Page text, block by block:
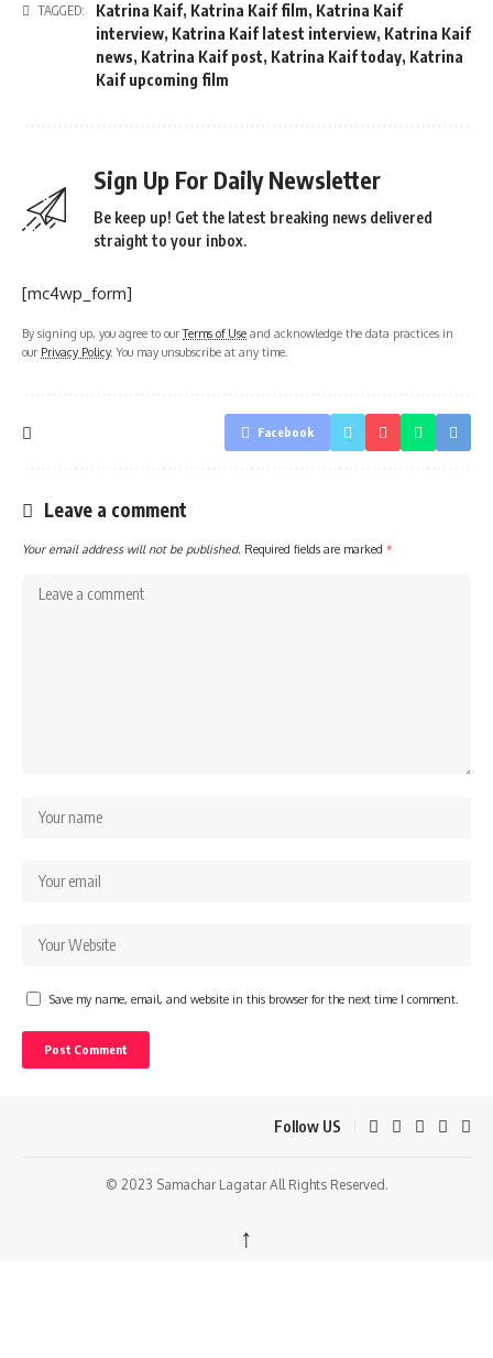
TAGGED: Katrina Kaif, Katrina Kaif film, Katrina Kaif
interview, Katrina Kaif latest interview, Katrina Kaif
news, Katrina Kaif post, Katrina Kaif today, Katrina
Kaif upcoming film
Sign Up For Daily Newsletter
Be keep up! Get the latest breaking news delivered
straight to your inbox.
[mc4wp_form]
By signing up, you agree to ourTerms of Use and acknowledge the data practices in
our Privacy Policy. You may unsubscribe at any time.
Facebook
Leave a comment
Your email address will not be published. Required fields are marked *
Save my name, email, and website in this browser for the next time I comment.
Follow US
© 2023 Samachar Lagatar All Rights Reserved.
↑